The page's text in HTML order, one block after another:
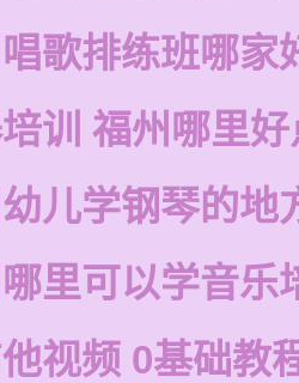
歌排练班哪家
训 福州哪里
儿学钢琴的地
里可以学音乐
视频 0基础教